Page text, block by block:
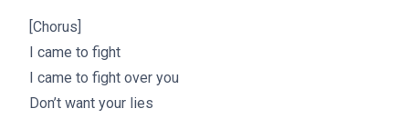
[Chorus]
I came to fight
I came to fight over you
Don’t want your lies